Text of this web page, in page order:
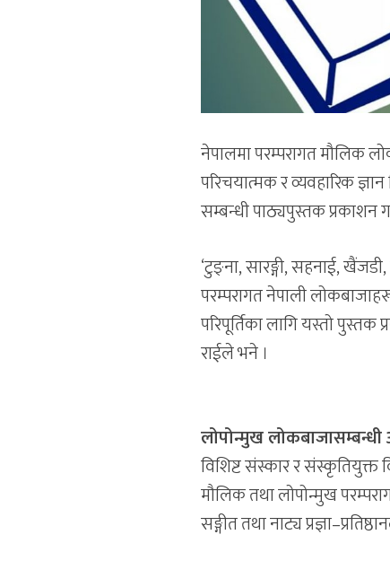
नेपालमा परम्परागत मौलिक
परिचयात्मक र व्यवहारिक
सम्बन्धी पाठ्यपुस्तक प्रकाशन
‘टुङ्ना, सारङ्गी, सहनाई,
परम्परागत नेपाली
परिपूर्तिका लागि यस्तो पुस्तक
राईले भने ।
लोपोन्मुख
विशिष्ट संस्कार र संस्कृतियुक्त
मौलिक तथा लोपोन्मुख
सङ्गीत तथा नाट्य